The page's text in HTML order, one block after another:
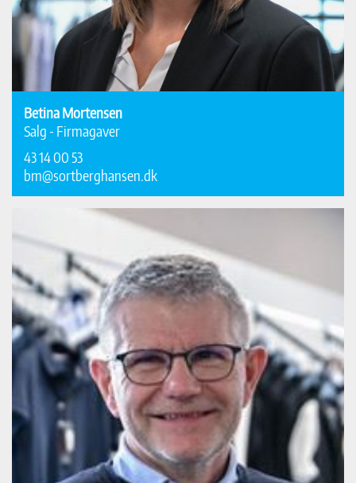
Betina Mortensen
Salg - Firmagaver
43 14 00 53
bm@sortberghansen.dk